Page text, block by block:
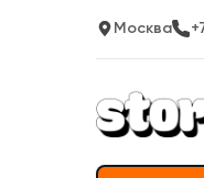
Москва